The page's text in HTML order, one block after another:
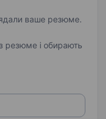
ваше резюме.
резюме і обирають